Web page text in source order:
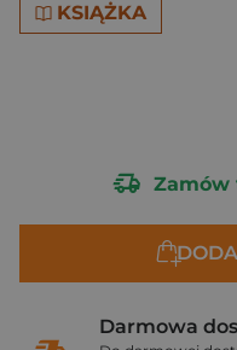
KSIĄŻKA
Zamów
Darmowa